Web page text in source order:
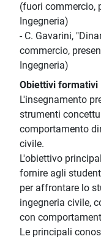
(fuori commercio,
Ingegneria)
- C. Gavarini,
commercio,
Ingegneria)
Obiettivi formativi
L'insegnamento
strumenti
comportamento
civile.
L'obiettivo
fornire agli
per affrontare lo
ingegneria civile,
con
Le principali